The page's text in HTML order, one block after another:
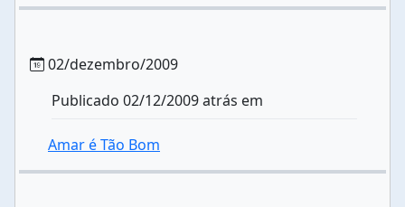
02/dezembro/2009
Publicado 02/12/2009 atrás em
Amar é Tão Bom